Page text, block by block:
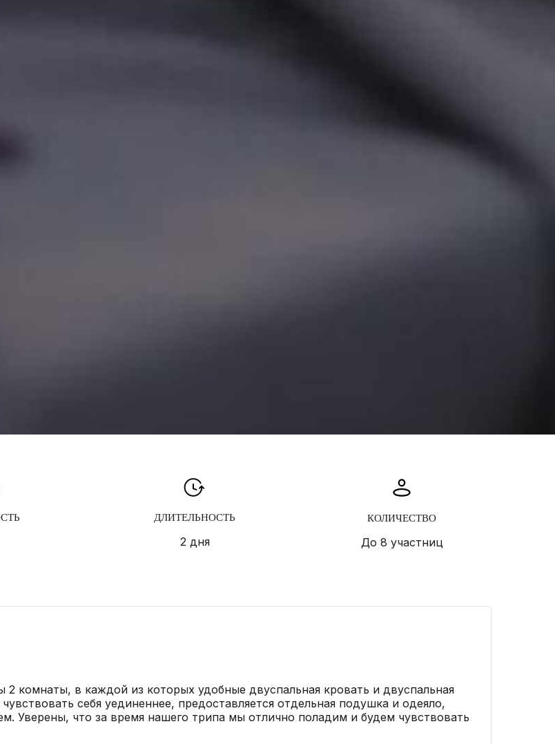
ДЛИТЕЛЬНОСТЬ
2 дня
КОЛИЧЕСТВО
До 8 участниц
комнаты, в каждой из которых удобные двуспальная кровать и двуспальная
себя уединеннее, предоставляется отдельная подушка и одеяло,
Уверены, что за время нашего трипа мы отлично поладим и будем чувствовать